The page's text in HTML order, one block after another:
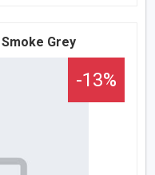
Grey
-13%